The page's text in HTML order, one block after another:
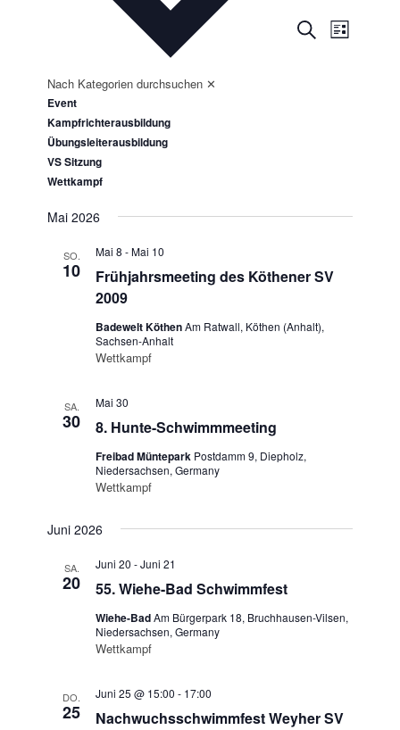
SucheListe
Nach Kategorien durchsuchen ✕
Event
Kampfrichterausbildung
Übungsleiterausbildung
VS Sitzung
Wettkampf
Mai 2026
SO.
10
Frühjahrsmeeting des Köthener SV
2009
Mai 8 -Mai 10
Badewelt KöthenAm Ratwall, Köthen (Anhalt),
Sachsen-Anhalt
Wettkampf
SA.
30 8. Hunte-Schwimmmeeting
Mai 30
Freibad Müntepark Postdamm 9, Diepholz,
Niedersachsen, Germany
Wettkampf
Juni 2026
SA.
20 55. Wiehe-Bad Schwimmfest
Juni 20 -Juni 21
Wiehe-BadAm Bürgerpark 18, Bruchhausen-Vilsen,
Niedersachsen, Germany
Wettkampf
DO.
25 Nachwuchsschwimmfest Weyher SV
Juni 25 @ 15:00 - 17:00